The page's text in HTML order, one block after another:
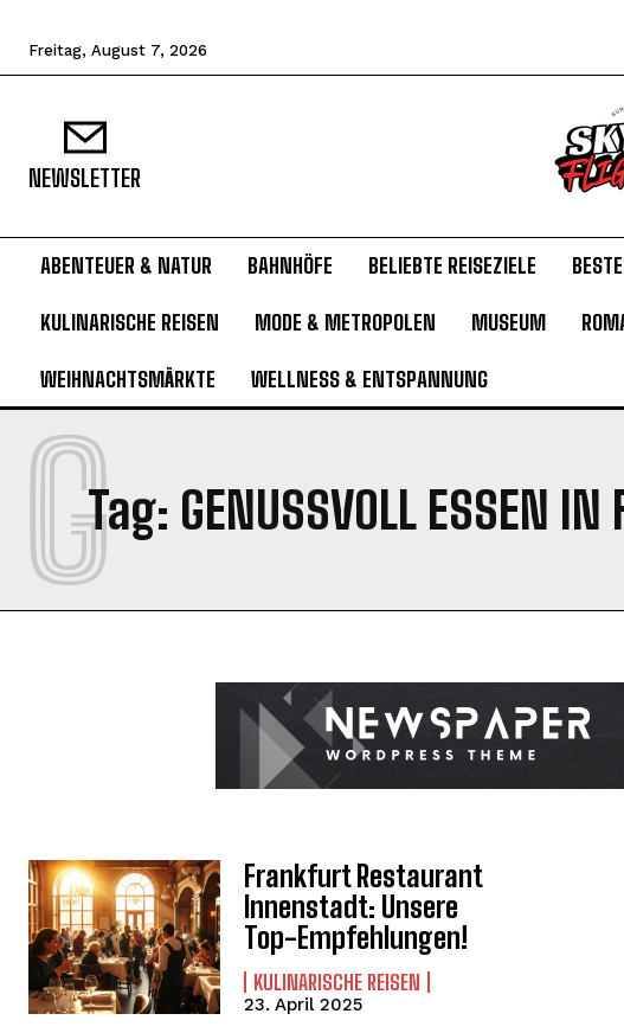
Freitag, August 7, 2026
NEWSLETTER
ABENTEUER & NATUR BAHNHÖFE BELIEBTE REISEZIELE
KULINARISCHE REISEN MODE & METROPOLEN MUSEUM
WEIHNACHTSMÄRKTE WELLNESS & ENTSPANNUNG
Tag: GENUSSVOLL ESSEN
G
Frankfurt Restaurant
Innenstadt: Unsere
Top-Empfehlungen!
KULINARISCHE REISEN
23. April 2025